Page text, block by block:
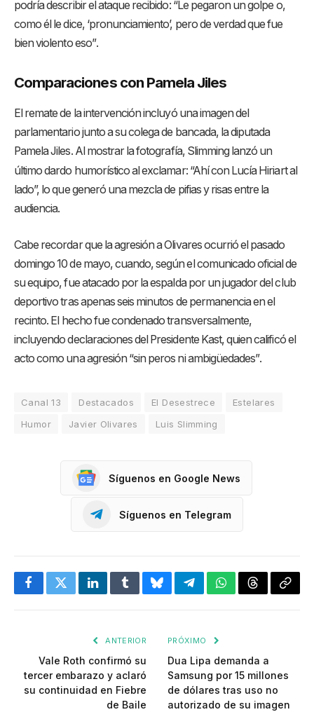
podría describir el ataque recibido: “Le pegaron un golpe o,
como él le dice, ‘pronunciamiento’, pero de verdad que fue
bien violento eso”.
Comparaciones con Pamela Jiles
El remate de la intervención incluyó una imagen del
parlamentario junto a su colega de bancada, la diputada
Pamela Jiles. Al mostrar la fotografía, Slimming lanzó un
último dardo humorístico al exclamar: “Ahí con Lucía Hiriart al
lado”, lo que generó una mezcla de pifias y risas entre la
audiencia.
Cabe recordar que la agresión a Olivares ocurrió el pasado
domingo 10 de mayo, cuando, según el comunicado oficial de
su equipo, fue atacado por la espalda por un jugador del club
deportivo tras apenas seis minutos de permanencia en el
recinto. El hecho fue condenado transversalmente,
incluyendo declaraciones del Presidente Kast, quien calificó el
acto como una agresión “sin peros ni ambigüedades”.
Canal 13 Destacados El Desestrece
Estelares
Humor
Javier Olivares Luis Slimming
Síguenos en Google News
Síguenos en Telegram
FacebookTwitterLinkedInTumblrBlueskyTelegramWhatsApp
Threads
ANTERIOR
Vale Roth confirmó su
tercer embarazo y aclaró
su continuidad en Fiebre
de Baile
PRÓXIMO
Dua Lipa demanda a
Samsung por 15 millones
de dólares tras uso no
autorizado de su imagen